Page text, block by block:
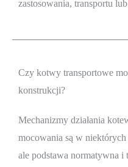
zastosowania, transportu
Czy kotwy transportowe
konstrukcji?
Mechanizmy działania
mocowania są w
ale podstawa normatywna i